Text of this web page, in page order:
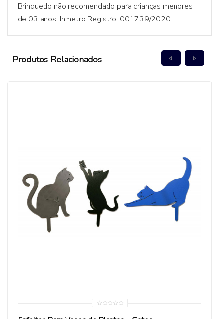
Brinquedo não recomendado para crianças menores
de 03 anos. Inmetro Registro: 001739/2020.
Produtos Relacionados